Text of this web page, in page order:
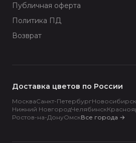
Публичная оферта
Политика ПД
Возврат
Доставка цветов по России
МоскваСанкт-ПетербургНовосибирск
Нижний НовгородЧелябинск
Ростов-на-ДонуОмскВсе города →